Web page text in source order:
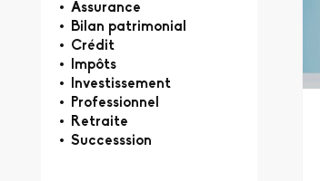
Assurance
Bilan patrimonial
Crédit
Impôts
Investissement
Professionnel
Retraite
Successsion